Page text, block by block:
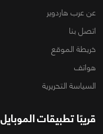
عن عرب هاردوير
اتصل بنا
خريطة الموقع
هواتف
السياسة التحريرية
قريبًا تطبيقات الموبايل